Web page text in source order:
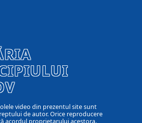
video din prezentul site sunt
de autor. Orice reproducere